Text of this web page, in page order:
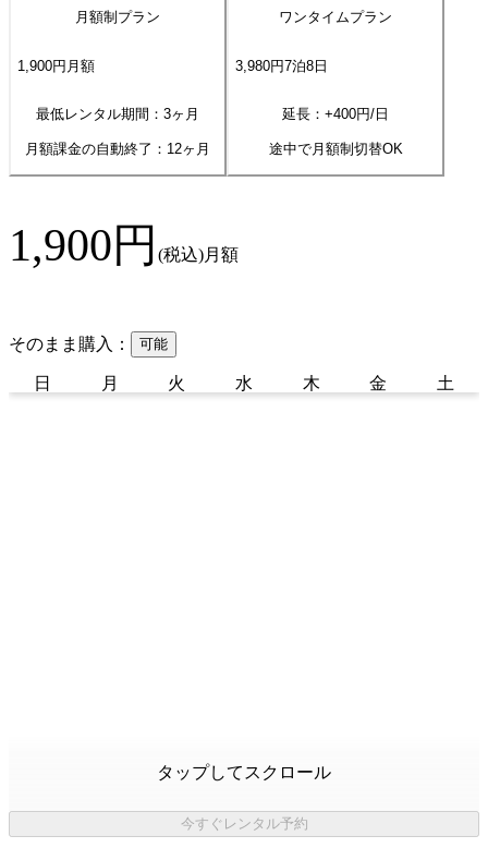
月額制プラン
1,900円 月額
最低レンタル期間：3ヶ月
月額課金の自動終了： 12ヶ月
ワンタイムプラン
3,980円7泊8日
延長：+400円/日
途中で月額制切替OK
1,900円 (税込)月額
そのまま購入： 可能
日 月 火 水 木 金 土
タップしてスクロール
今すぐレンタル予約